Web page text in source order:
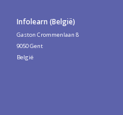
Infolearn (België)
Gaston Crommenlaan 8
9050 Gent
België